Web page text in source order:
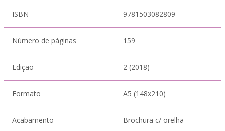
ISBN 9781503082809
Número de páginas 159
Edição 2 (2018)
Formato A5 (148x210)
Acabamento Brochura c/ orelha